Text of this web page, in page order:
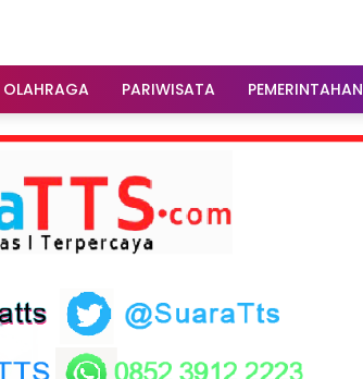
OLAHRAGA PARIWISATA PEMERINTAHAN